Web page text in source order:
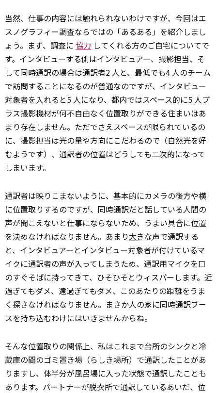
当然、仕事の内容には触れられないわけですが、今回はエ
スノグラフィー調査ならではの「あるある」を紹介しまし
ょう。まず、調査に 協力 してくれる方のご自宅についてで
す。インタビューする側はインタビュアー、撮影担当、そ
して同時通訳の場合は通訳者2 人と、最低でも4 人のチーム
で訪問することになるのが普通なのですが、インタビュー
対象者を入れると5 人になり、都内ではスペース的に5 人プ
ラス撮影機材が何不自由なく位置取りができる住まいはあ
まり存在しません。ただでさえスペースが限られているの
に、撮影担当は光の量や方向にこだわるので（自然光を好
むようです）、通訳者の位置はどうしても二次的になって
しまいます。
通訳者は映りこまないように、基本的にカメラの後方や横
に位置取りするのですが、同時通訳だと話している人間の
声が聞こえないと仕事にならないため、うまい具合に位置
を決めなければなりません。あまり大きな声で通訳する
と、インタビュアーとインタビュー対象者が付けているマ
イクに通訳者の声が入ってしまうため、通訳用マイクを口
のすぐそばに持ってきて、ひそひそとウィスパーします。近
過ぎてもダメ、遠過ぎてもダメ、このあたりの距離をうま
く探さなければなりません。まさか人の家に同時通訳ブー
スを持ち込むわけにはいきませんからね。
そんな位置取りの関係上、私はこれまで台所のシンクと冷
蔵庫の間のゴミ置き場（らしき場所）で通訳したことがあ
りますし、体半分が風呂場に入った状態で通訳したことも
あります。パートナーが脱衣所で通訳しているあいだ、位